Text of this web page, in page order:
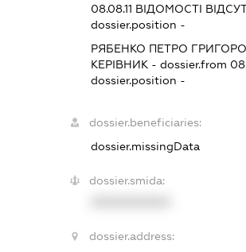
08.08.11 ВІДОМОСТІ
dossier.position -
РЯБЕНКО ПЕТРО
КЕРІВНИК - dossier.from
dossier.position -
dossier.beneficiaries:
dossier.missingData
dossier.smida:
dossier.address: